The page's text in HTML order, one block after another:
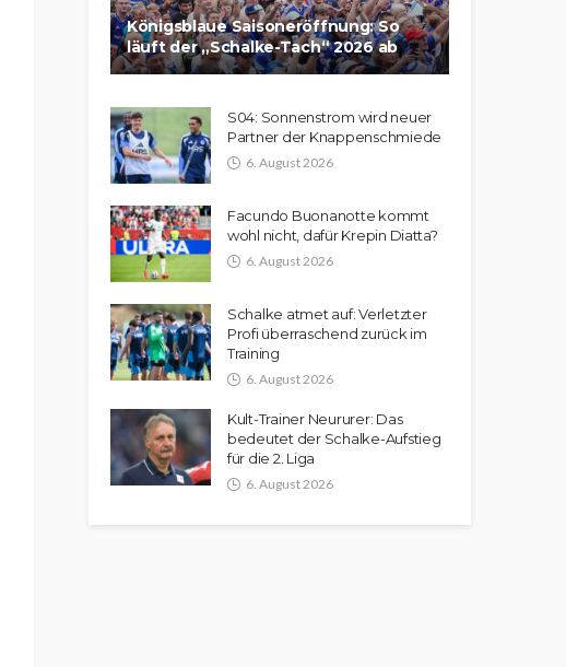
Königsblaue Saisoneröffnung: So
läuft der „Schalke-Tach“ 2026 ab
S04: Sonnenstrom wird neuer
Partner der Knappenschmiede
6. August 2026
Facundo Buonanotte kommt
wohl nicht, dafür Krepin Diatta?
6. August 2026
Schalke atmet auf: Verletzter
Profi überraschend zurück im
Training
6. August 2026
Kult-Trainer Neururer: Das
bedeutet der Schalke-Aufstieg
für die 2. Liga
6. August 2026